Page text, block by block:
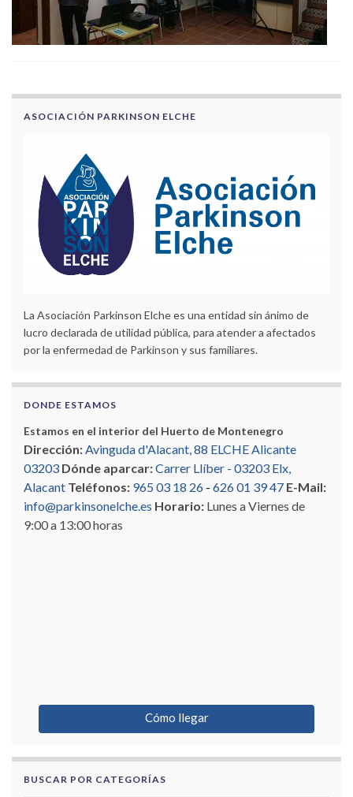
ASOCIACIÓN PARKINSON ELCHE
La Asociación Parkinson Elche es una entidad sin ánimo de
lucro declarada de utilidad pública, para atender a afectados
por la enfermedad de Parkinson y sus familiares.
DONDE ESTAMOS
Estamos en el interior del Huerto de Montenegro
Dirección:Avinguda d'Alacant, 88 ELCHE Alicante
03203 Dónde aparcar:Carrer Llíber - 03203 Elx,
Alacant Teléfonos: 965 03 18 26 - 626 01 39 47 E-Mail:
info@parkinsonelche.es Horario: Lunes a Viernes de
9:00 a 13:00 horas
Cómo llegar
BUSCAR POR CATEGORÍAS